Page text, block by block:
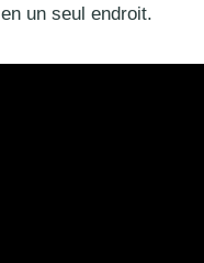
un seul endroit.